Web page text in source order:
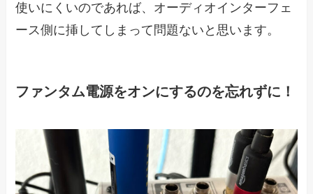
使いにくいのであれば、オーディオインターフェ
ース側に挿してしまって問題ないと思います。
ファンタム電源をオンにするのを忘れずに！